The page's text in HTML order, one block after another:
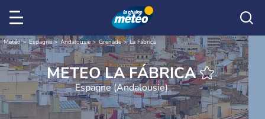
Météo Espagne Andalousie Grenade La Fábrica
METEO LA FÁBRICA
Espagne (Andalousie)